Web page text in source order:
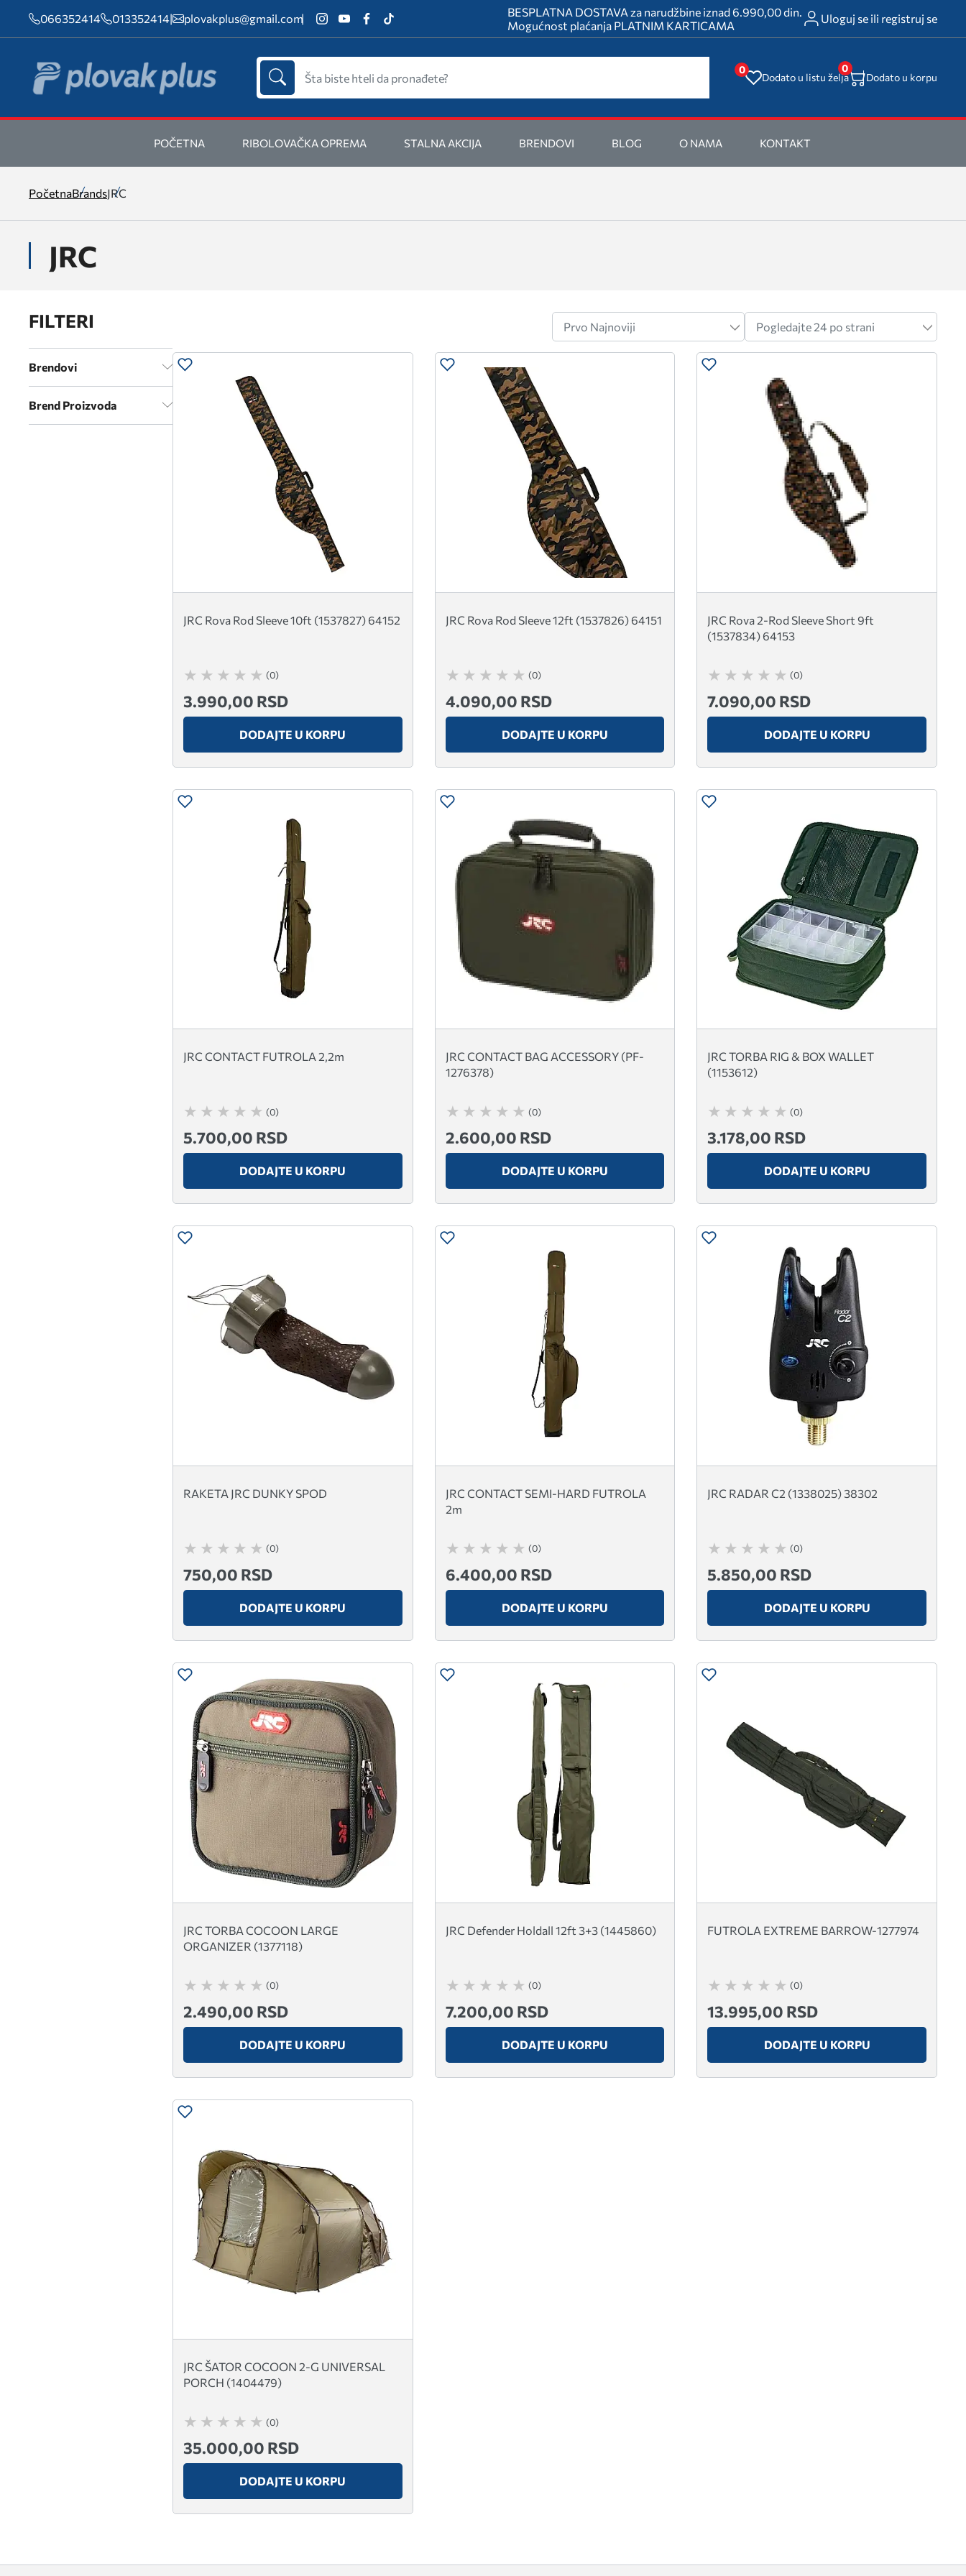
066352414 013352414| plovakplus@gmail.com
BESPLATNA DOSTAVA za narudžbine iznad 6.990,00 din.
Mogućnost plaćanja PLATNIM KARTICAMA
Uloguj se ili registruj se
0
Dodato u listu želja
0
Dodato u korpu
POČETNA RIBOLOVAČKA OPREMA STALNA AKCIJA BRENDOVI BLOG O NAMA KONTAKT
PočetnaBrandsJRC
JRC
FILTERI
Brendovi
Brend Proizvoda
JRC Rova Rod Sleeve 10ft (1537827) 64152
(0)
3.990,00 RSD
DODAJTE U KORPU
JRC Rova Rod Sleeve 12ft (1537826) 64151
(0)
4.090,00 RSD
DODAJTE U KORPU
JRC Rova 2-Rod Sleeve Short 9ft
(1537834) 64153
(0)
7.090,00 RSD
DODAJTE U KORPU
JRC CONTACT FUTROLA 2,2m
(0)
5.700,00 RSD
DODAJTE U KORPU
JRC CONTACT BAG ACCESSORY (PF-
1276378)
(0)
2.600,00 RSD
DODAJTE U KORPU
JRC TORBA RIG & BOX WALLET
(1153612)
(0)
3.178,00 RSD
DODAJTE U KORPU
RAKETA JRC DUNKY SPOD
(0)
750,00 RSD
DODAJTE U KORPU
JRC CONTACT SEMI-HARD FUTROLA
2m
(0)
6.400,00 RSD
DODAJTE U KORPU
JRC RADAR C2 (1338025) 38302
(0)
5.850,00 RSD
DODAJTE U KORPU
JRC TORBA COCOON LARGE
ORGANIZER (1377118)
(0)
2.490,00 RSD
DODAJTE U KORPU
JRC Defender Holdall 12ft 3+3 (1445860)
(0)
7.200,00 RSD
DODAJTE U KORPU
FUTROLA EXTREME BARROW-1277974
(0)
13.995,00 RSD
DODAJTE U KORPU
JRC ŠATOR COCOON 2-G UNIVERSAL
PORCH (1404479)
(0)
35.000,00 RSD
DODAJTE U KORPU